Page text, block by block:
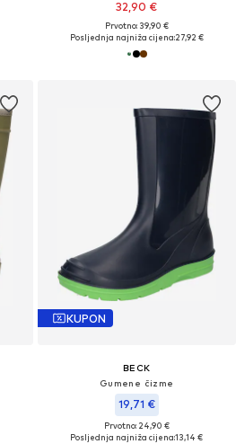
32,90 €
Prvotno: 39,90 €
Posljednja najniža cijena:27,92 €
KUPON
BECK
Gumene čizme
19,71 €
Prvotno: 24,90 €
Posljednja najniža cijena:13,14 €